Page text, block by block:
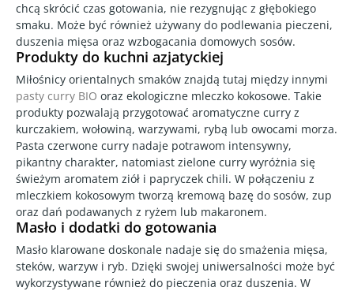
chcą skrócić czas gotowania, nie rezygnując z głębokiego
smaku. Może być również używany do podlewania pieczeni,
duszenia mięsa oraz wzbogacania domowych sosów.
Produkty do kuchni azjatyckiej
Miłośnicy orientalnych smaków znajdą tutaj między innymi
pasty curry BIO oraz ekologiczne mleczko kokosowe. Takie
produkty pozwalają przygotować aromatyczne curry z
kurczakiem, wołowiną, warzywami, rybą lub owocami morza.
Pasta czerwone curry nadaje potrawom intensywny,
pikantny charakter, natomiast zielone curry wyróżnia się
świeżym aromatem ziół i papryczek chili. W połączeniu z
mleczkiem kokosowym tworzą kremową bazę do sosów, zup
oraz dań podawanych z ryżem lub makaronem.
Masło i dodatki do gotowania
Masło klarowane doskonale nadaje się do smażenia mięsa,
steków, warzyw i ryb. Dzięki swojej uniwersalności może być
wykorzystywane również do pieczenia oraz duszenia. W